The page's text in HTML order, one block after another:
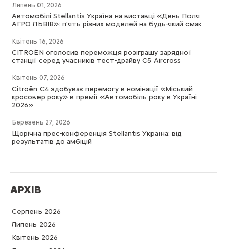
Липень 01, 2026
Автомобілі Stellantis Україна на виставці «День Поля
АГРО ЛЬВІВ»: п’ять різних моделей на будь-який смак
Квітень 16, 2026
CITROËN оголосив переможця розіграшу зарядної
станції серед учасників тест-драйву C5 Aircross
Квітень 07, 2026
Citroën C4 здобуває перемогу в номінації «Міський
кросовер року» в премії «Автомобіль року в Україні
2026»
Березень 27, 2026
Щорічна прес-конференція Stellantis Україна: від
результатів до амбіцій
АРХІВ
Серпень 2026
Липень 2026
Квітень 2026